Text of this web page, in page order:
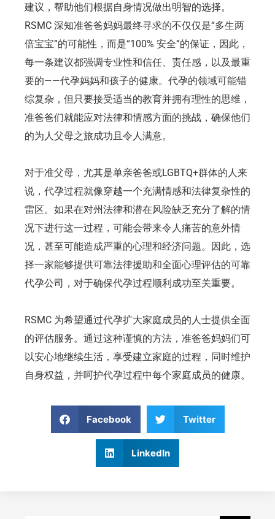
建议，帮助他们根据自身情况做出明智的选择。
RSMC 深知准爸爸妈妈最终寻求的不仅仅是“多生两
倍宝宝”的可能性，而是“100% 安全”的保证，因此，
每一条建议都强调专业性和信任、责任感，以及最重
要的——代孕妈妈和孩子的健康。代孕的领域可能错
综复杂，但只要接受适当的教育并拥有理性的思维，
准爸爸们就能应对法律和情感方面的挑战，确保他们
的为人父母之旅成功且令人满意。
对于准父母，尤其是单亲爸爸或LGBTQ+群体的人来
说，代孕过程就像穿越一个充满情感和法律复杂性的
雷区。如果在对州法律和潜在风险缺乏充分了解的情
况下进行这一过程，可能会带来令人痛苦的意外情
况，甚至可能造成严重的心理和经济问题。因此，选
择一家能够提供可靠法律援助和全面心理评估的可靠
代孕公司，对于确保代孕过程顺利成功至关重要。
RSMC 为希望通过代孕扩大家庭成员的人士提供全面
的评估服务。通过这种谨慎的方法，准爸爸妈妈们可
以安心地继续生活，享受建立家庭的过程，同时维护
自身权益，并呵护代孕过程中每个家庭成员的健康。
Facebook Twitter
LinkedIn